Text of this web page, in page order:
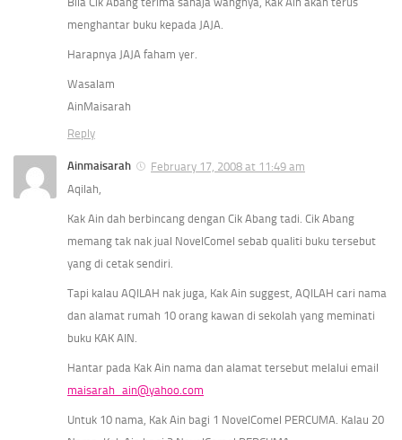
menghantar buku kepada JAJA.
Harapnya JAJA faham yer.
Wasalam
AinMaisarah
Reply
Ainmaisarah
February 17, 2008 at 11:49 am
Aqilah,
Kak Ain dah berbincang dengan Cik Abang tadi. Cik Abang
memang tak nak jual NovelComel sebab qualiti buku tersebut
yang di cetak sendiri.
Tapi kalau AQILAH nak juga, Kak Ain suggest, AQILAH cari nama
dan alamat rumah 10 orang kawan di sekolah yang meminati
buku KAK AIN.
Hantar pada Kak Ain nama dan alamat tersebut melalui email
maisarah_ain@yahoo.com
Untuk 10 nama, Kak Ain bagi 1 NovelComel PERCUMA. Kalau 20